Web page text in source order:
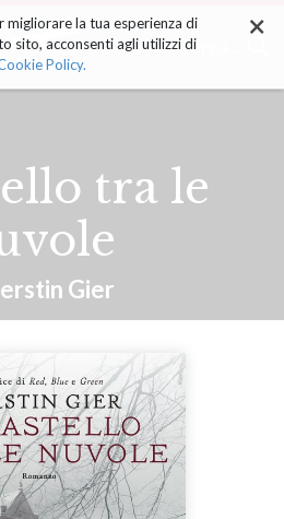
Cerca ... ×
la tua esperienza di
sito, acconsenti agli utilizzi di
Policy.
tra le
Gier